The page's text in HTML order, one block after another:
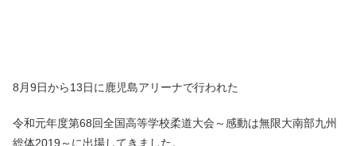
8月9日から13日に鹿児島アリーナで行われた
令和元年度第68回全国高等学校柔道大会～感動は無限大南部九州
総体2019～に出場してきました。